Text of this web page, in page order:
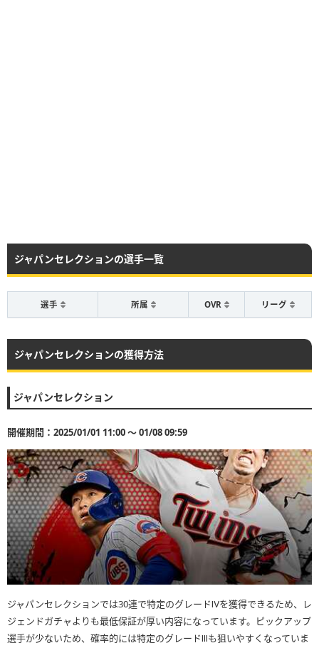
ジャパンセレクションの選手一覧
選手 所属 OVR リーグ
ジャパンセレクションの獲得方法
ジャパンセレクション
開催期間：2025/01/01 11:00 〜 01/08 09:59
ジャパンセレクションでは30連で特定のグレードⅣを獲得できるため、レ
ジェンドガチャよりも最低保証が厚い内容になっています。ピックアップ
選手が少ないため、確率的には特定のグレードⅢも狙いやすくなっていま